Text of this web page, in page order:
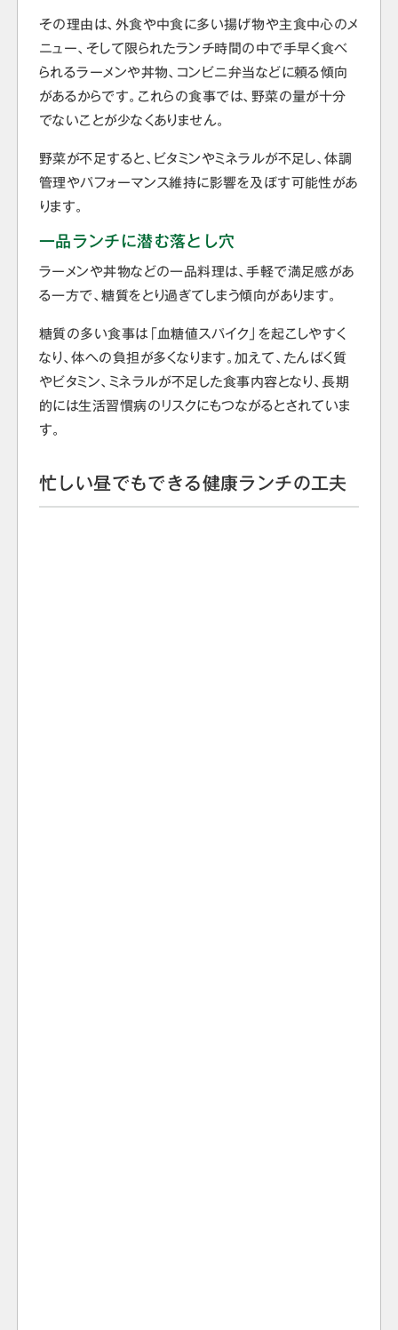
その理由は、外食や中食に多い揚げ物や主食中心のメ
ニュー、そして限られたランチ時間の中で手早く食べ
られるラーメンや丼物、コンビニ弁当などに頼る傾向
があるからです。これらの食事では、野菜の量が十分
でないことが少なくありません。
野菜が不足すると、ビタミンやミネラルが不足し、体調
管理やパフォーマンス維持に影響を及ぼす可能性があ
ります。
一品ランチに潜む落とし穴
ラーメンや丼物などの一品料理は、手軽で満足感があ
る一方で、糖質をとり過ぎてしまう傾向があります。
糖質の多い食事は「血糖値スパイク」を起こしやすく
なり、体への負担が多くなります。加えて、たんぱく質
やビタミン、ミネラルが不足した食事内容となり、長期
的には生活習慣病のリスクにもつながるとされていま
す。
忙しい昼でもできる健康ランチの工夫